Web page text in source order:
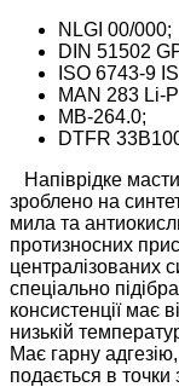
NLGI 00/000;
DIN 51502
ISO 6743-9
MAN 283 Li-
MB-264.0;
DTFR
Напіврідке
зроблено на
мила та
протизносних
централізованих
спеціально
консистенції має
низькій
Має гарну
подається в